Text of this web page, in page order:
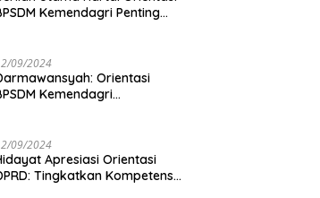
Kemendagri Penting
09/2024
Orientasi
Kemendagri
09/2024
Apresiasi Orientasi
Tingkatkan Kompetensi